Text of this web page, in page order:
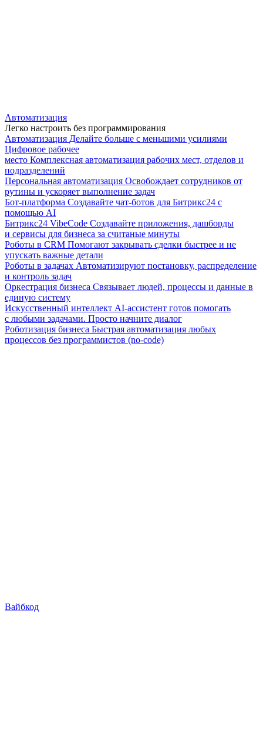
Автоматизация
Легко настроить без программирования
Автоматизация Делайте больше с меньшими усилиями
Цифровое рабочее
место Комплексная автоматизация рабочих мест, отделов и
подразделений
Персональная автоматизация Освобождает сотрудников от
рутины и ускоряет выполнение задач
Бот-платформа Создавайте чат-ботов для Битрикс24 с
помощью AI
Битрикс24 VibeCode Создавайте приложения, дашборды
и сервисы для бизнеса за считаные минуты
Роботы в CRM Помогают закрывать сделки быстрее и не
упускать важные детали
Роботы в задачах Автоматизируют постановку, распределение
и контроль задач
Оркестрация бизнеса Связывает людей, процессы и данные в
единую систему
Искусственный интеллект AI-ассистент готов помогать
с любыми задачами. Просто начните диалог
Роботизация бизнеса Быстрая автоматизация любых
процессов без программистов (no-code)
Вайбкод